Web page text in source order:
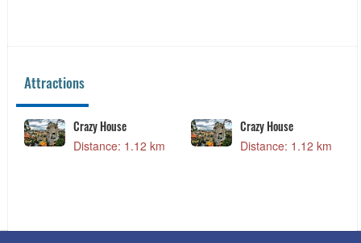
Attractions
Dalat Night Market
Distance: 200 m
Cock Church
Distance: 760 m